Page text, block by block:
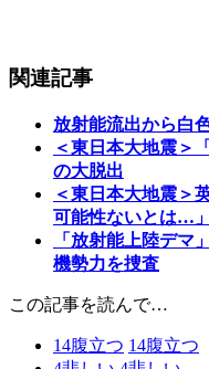
関連記事
放射能流出から白
＜東日本大地震＞
の大脱出
＜東日本大地震＞
可能性ないとは…」
「放射能上陸デ
機勢力を捜査
この記事を読んで…
14腹立つ 14腹立つ